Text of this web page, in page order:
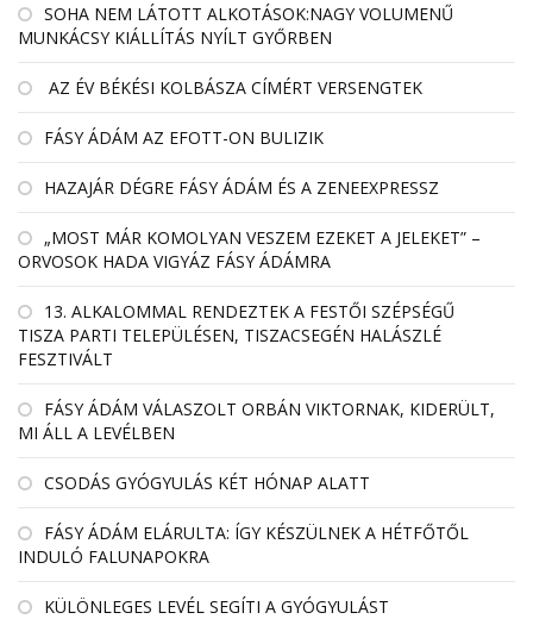
SOHA NEM LÁTOTT ALKOTÁSOK:NAGY VOLUMENŰ
MUNKÁCSY KIÁLLÍTÁS NYÍLT GYŐRBEN
AZ ÉV BÉKÉSI KOLBÁSZA CÍMÉRT VERSENGTEK
FÁSY ÁDÁM AZ EFOTT-ON BULIZIK
HAZAJÁR DÉGRE FÁSY ÁDÁM ÉS A ZENEEXPRESSZ
„MOST MÁR KOMOLYAN VESZEM EZEKET A JELEKET” –
ORVOSOK HADA VIGYÁZ FÁSY ÁDÁMRA
13. ALKALOMMAL RENDEZTEK A FESTŐI SZÉPSÉGŰ
TISZA PARTI TELEPÜLÉSEN, TISZACSEGÉN HALÁSZLÉ
FESZTIVÁLT
FÁSY ÁDÁM VÁLASZOLT ORBÁN VIKTORNAK, KIDERÜLT,
MI ÁLL A LEVÉLBEN
CSODÁS GYÓGYULÁS KÉT HÓNAP ALATT
FÁSY ÁDÁM ELÁRULTA: ÍGY KÉSZÜLNEK A HÉTFŐTŐL
INDULÓ FALUNAPOKRA
KÜLÖNLEGES LEVÉL SEGÍTI A GYÓGYULÁST